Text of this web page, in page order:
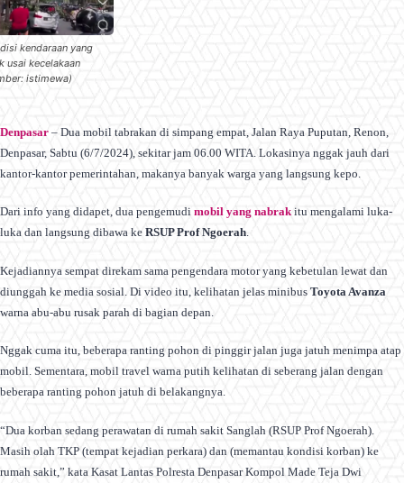
kendaraan yang
usai kecelakaan
istimewa)
Denpasar – Dua mobil tabrakan di simpang empat, Jalan Raya Puputan, Renon,
Denpasar, Sabtu (6/7/2024), sekitar jam 06.00 WITA. Lokasinya nggak jauh dari
kantor-kantor pemerintahan, makanya banyak warga yang langsung kepo.
Dari info yang didapet, dua pengemudi mobil yang nabrakitu mengalami luka-
luka dan langsung dibawa ke RSUP Prof Ngoerah.
Kejadiannya sempat direkam sama pengendara motor yang kebetulan lewat dan
diunggah ke media sosial. Di video itu, kelihatan jelas minibus Toyota Avanza
warna abu-abu rusak parah di bagian depan.
Nggak cuma itu, beberapa ranting pohon di pinggir jalan juga jatuh menimpa atap
mobil. Sementara, mobil travel warna putih kelihatan di seberang jalan dengan
beberapa ranting pohon jatuh di belakangnya.
“Dua korban sedang perawatan di rumah sakit Sanglah (RSUP Prof Ngoerah).
Masih olah TKP (tempat kejadian perkara) dan (memantau kondisi korban) ke
rumah sakit,” kata Kasat Lantas Polresta Denpasar Kompol Made Teja Dwi